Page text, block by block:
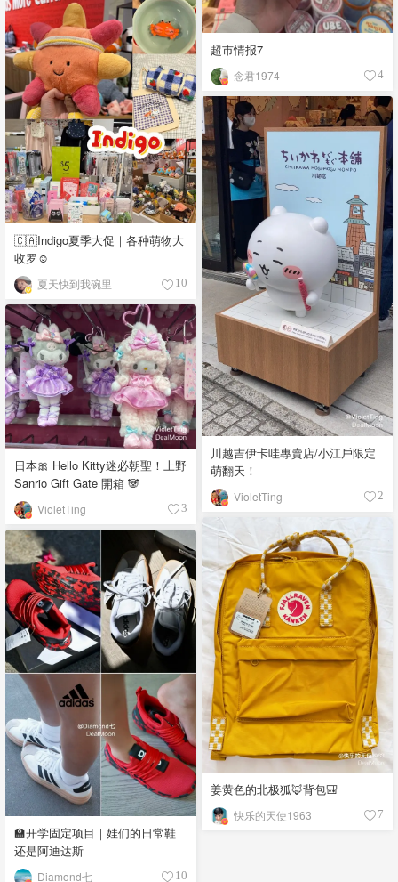
超市情报7
念君1974 4
🇨🇦Indigo夏季大促｜各种萌物大
收罗☺️
夏天快到我碗里 10
川越吉伊卡哇專賣店/小江戶限定
萌翻天！
VioletTing 2
日本🎀 Hello Kitty迷必朝聖！上野
Sanrio Gift Gate 開箱 🐼
VioletTing 3
姜黄色的北极狐🦊背包🎒
快乐的天使1963 7
🏫开学固定项目｜娃们的日常鞋
还是阿迪达斯
Diamond七 10